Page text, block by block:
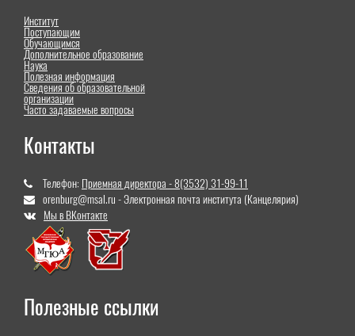
Институт
Поступающим
Обучающимся
Дополнительное образование
Наука
Полезная информация
Сведения об образовательной
организации
Часто задаваемые вопросы
Контакты
Телефон: Приемная директора - 8(3532) 31-99-11
orenburg@msal.ru - Электронная почта института (Канцелярия)
Мы в ВКонтакте
Полезные ссылки